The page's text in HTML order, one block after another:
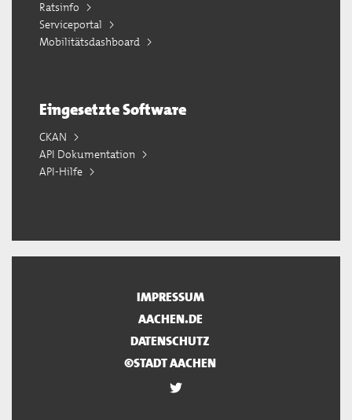
Ratsinfo
Serviceportal
Mobilitätsdashboard
Eingesetzte Software
CKAN
API Dokumentation
API-Hilfe
IMPRESSUM
AACHEN.DE
DATENSCHUTZ
©STADT AACHEN